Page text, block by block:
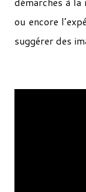
ou encore
suggérer des